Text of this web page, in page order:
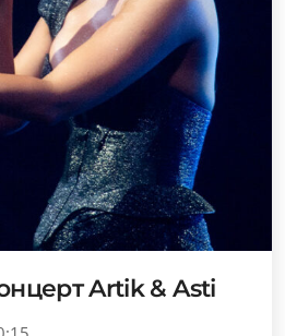
Artik & Asti